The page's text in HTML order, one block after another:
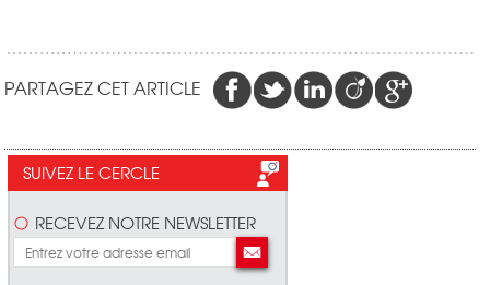
PARTAGEZ CET ARTICLE
SUIVEZ LE CERCLE
RECEVEZ NOTRE NEWSLETTER